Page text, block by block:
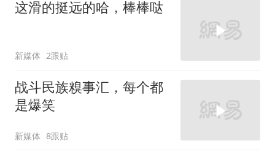
这滑的挺远的哈，棒棒哒
新媒体 2跟贴
战斗民族糗事汇，每个都
是爆笑
新媒体 8跟贴